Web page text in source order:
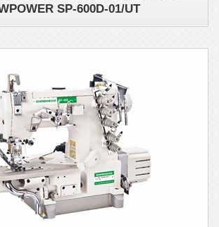
SP-600D-01/UT